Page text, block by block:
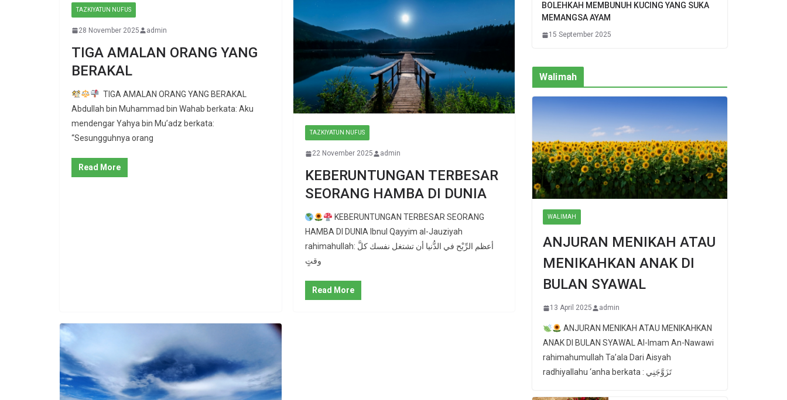
TAZKIYATUN NUFUS
28 November 2025 admin
TIGA AMALAN ORANG YANG
BERAKAL
TIGA AMALAN ORANG YANG BERAKAL
Abdullah bin Muhammad bin Wahab berkata: Aku
mendengar Yahya bin Mu’adz berkata:
“Sesungguhnya orang
Read More
TAZKIYATUN NUFUS
22 November 2025 admin
KEBERUNTUNGAN TERBESAR
SEORANG HAMBA DI DUNIA
KEBERUNTUNGAN TERBESAR SEORANG
HAMBA DI DUNIA Ibnul Qayyim al-Jauziyah
rahimahullah: أعظم الرِّبْح في الدُّنيا أن تشتغل نفسك كلَّ
وقتٍ
Read More
BOLEHKAH MEMBUNUH KUCING YANG SUKA
MEMANGSA AYAM
15 September 2025
Walimah
WALIMAH
ANJURAN MENIKAH ATAU
MENIKAHKAN ANAK DI
BULAN SYAWAL
13 April 2025 admin
ANJURAN MENIKAH ATAU MENIKAHKAN
ANAK DI BULAN SYAWAL Al-Imam An-Nawawi
rahimahumullah Ta’ala Dari Aisyah
radhiyallahu ‘anha berkata : تَزَوَّجَنِي